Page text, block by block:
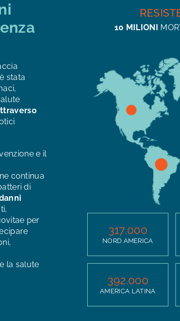
stata
e il
continua
di
per
la salute
10 MILIONI
317.000
NORD AMERICA
392.000
AMERICA LATINA